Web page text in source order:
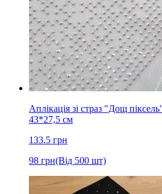
Аплікація зі страз "Дощ
43*27,5 см
133.5 грн
98 грн(Від 500 шт)